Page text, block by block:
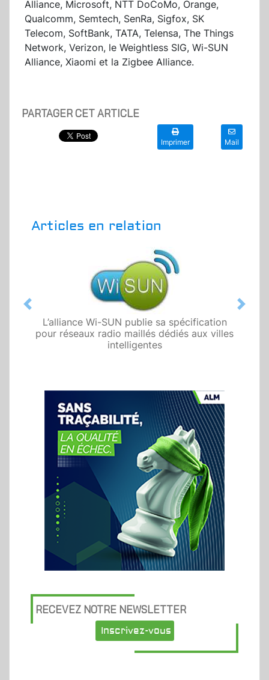
Alliance, Microsoft, NTT DoCoMo, Orange,
Qualcomm, Semtech, SenRa, Sigfox, SK
Telecom, SoftBank, TATA, Telensa, The Things
Network, Verizon, le Weightless SIG, Wi-SUN
Alliance, Xiaomi et la Zigbee Alliance.
PARTAGER CET ARTICLE
Imprimer Mail
Articles en relation
L’alliance Wi-SUN publie sa spécification
pour réseaux radio maillés dédiés aux villes
intelligentes
Previous Next
RECEVEZ NOTRE NEWSLETTER
Inscrivez-vous